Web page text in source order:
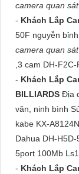
camera quan sát
- Khách Lắp
50F nguyễn
camera quan sát
,3 cam DH-F2C-
- Khách Lắp
BILLIARDS Địa
văn, ninh bình
kabe KX-
Dahua DH-
5port 100Mb
- Khách Lắp